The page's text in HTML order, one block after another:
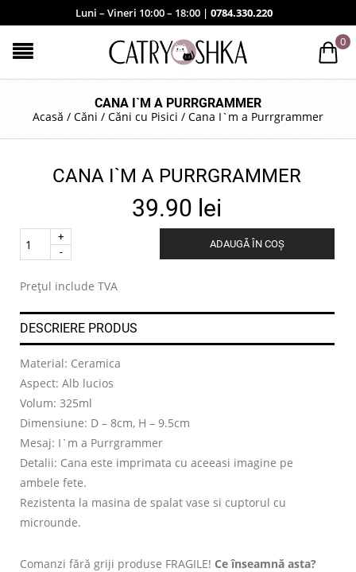
Luni – Vineri 10:00 – 18:00 | 0784.330.220
0
CANA I`M A PURRGRAMMER
Acasă / Căni / Căni cu Pisici / Cana I`m a Purrgrammer
CANA I`M A PURRGRAMMER
39.90 lei
Quantity
ADAUGĂ ÎN COȘ
Prețul include TVA
DESCRIERE PRODUS
Material: Ceramica
Aspect: Alb lucios
Volum: 325ml
Dimensiune: D – 8cm, H – 9.5cm
Mesaj: I`m a Purrgrammer
Detalii: Cana este imprimata cu aceeasi imagine pe
ambele fete.
Rezistenta la masina de spalat vase si cuptorul cu
microunde.
Comanzi fără griji produse FRAGILE! Ce înseamnă asta?